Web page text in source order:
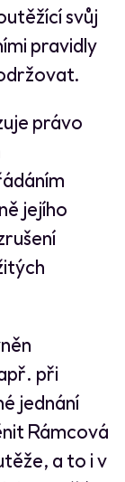
svůj
pravidly
právo
jejího
při
jednání
Rámcová
a to i v